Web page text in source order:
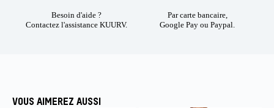
Besoin d'aide ?
Contactez l'assistance KUURV.
Par carte bancaire,
Google Pay ou Paypal.
VOUS AIMEREZ AUSSI